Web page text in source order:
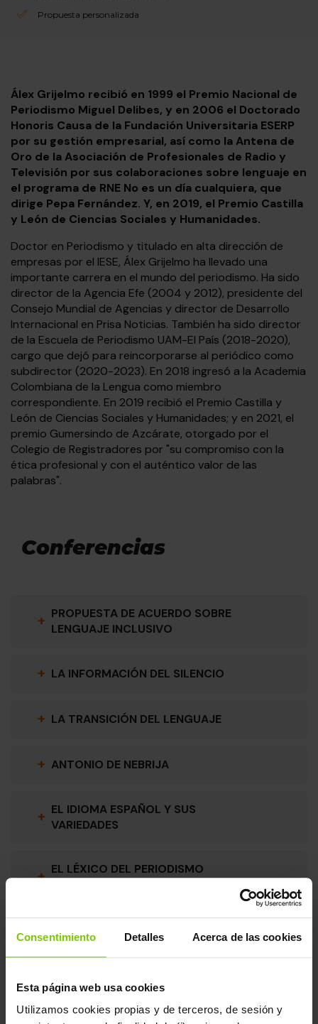
Consentimiento Detalles Acerca de las cookies
Esta página web usa cookies
Utilizamos cookies propias y de terceros, de sesión y
Propuesta personalizada
Álex Grijelmo recibió en 1999 el Premio Nacional de
Periodismo Miguel Delibes, y en 2006 el Doctorado
Honoris Causa de la Fundación Universitaria ESERP
por su gestión empresarial, así como la Antena de
Oro de la Asociación de Profesionales de Radio y
Televisión por sus colaboraciones sobre lenguaje en
el programa de RNE No es un día cualquiera, que
dirige Pepa Fernández. Y, en 2019, el Premio Castilla
y León de Ciencias Sociales y Humanidades.
Doctor en Periodismo y titulado en alta dirección de
empresas por el IESE, Álex Grijelmo ha llevado una
importante carrera en el mundo del periodismo. Ha sido
director de la Agencia Efe (2004 y 2012), presidente del
Consejo Mundial de Agencias y director de Desarrollo
Internacional en Prisa Noticias. También ha sido director
de la Escuela de Periodismo UAM-El País (2018-2020),
cargo que dejó para reincorporarse al periódico como
subdirector (2020-2023). En 2018 ingresó a la Academia
Colombiana de la Lengua como miembro
correspondiente. En 2019 recibió el Premio Castilla y
León de Ciencias Sociales y Humanidades; y en 2021, el
premio Gumersindo de Azcárate, otorgado por el
Colegio de Registradores por "su compromiso con la
ética profesional y con el auténtico valor de las
palabras".
Conferencias
+ PROPUESTA DE ACUERDO SOBRE
LENGUAJE INCLUSIVO
+ LA INFORMACIÓN DEL SILENCIO
+ LA TRANSICIÓN DEL LENGUAJE
+ ANTONIO DE NEBRIJA
+ EL IDIOMA ESPAÑOL Y SUS
VARIEDADES
+ EL LÉXICO DEL PERIODISMO
Biografía